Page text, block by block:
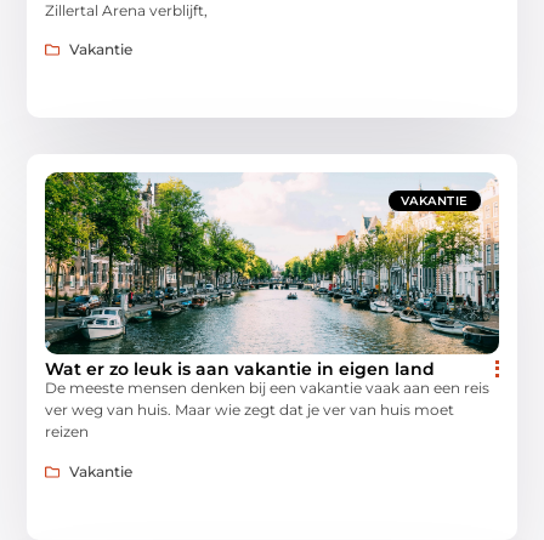
Zillertal Arena verblijft,
Vakantie
VAKANTIE
Wat er zo leuk is aan vakantie in eigen land
De meeste mensen denken bij een vakantie vaak aan een reis
ver weg van huis. Maar wie zegt dat je ver van huis moet
reizen
Vakantie